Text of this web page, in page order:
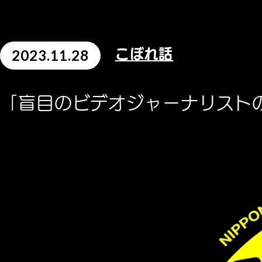
2023.11.28 こぼれ話
「盲目のビデオジャーナリスト